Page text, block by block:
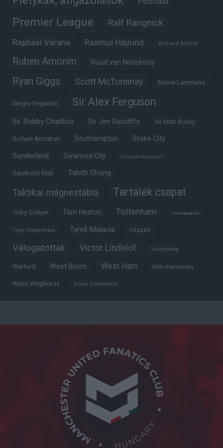
Premier League Ralf Rangnick
Raphaël Varane Rasmus Højlund Richard Arnold
Ruben Amorim Ruud van Nistelrooy
Ryan Giggs Scott McTominay Senne Lammens
Sergio Reguilon Sir Alex Ferguson
Sir Bobby Charlton Sir Jim Ratcliffe Sir Matt Busby
Sofyan Amrabat Southampton Stoke City
Sunderland Swansea City Szurkoló szemmel
Szurkolói klub Tahith Chong
Taktikai mágnestábla Tartalék csapat
Toby Collyer Tom Heaton Tottenham Trófeabibliográfia
Tyler Fredericson Tyrell Malacia Utazás
Válogatottak Victor Lindelöf Visszhang
Watford West Brom West Ham Willy Kambwala
Wout Weghorst Youri Tielemans